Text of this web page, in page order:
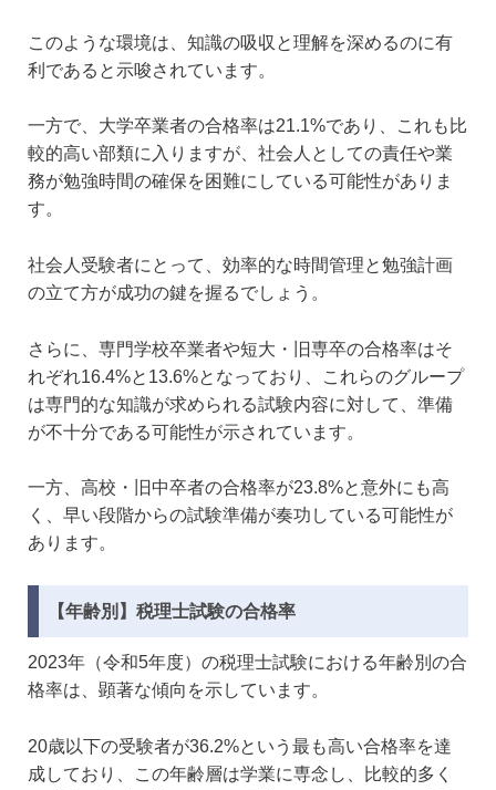
このような環境は、知識の吸収と理解を深めるのに有
利であると示唆されています。
一方で、大学卒業者の合格率は21.1%であり、これも比
較的高い部類に入りますが、社会人としての責任や業
務が勉強時間の確保を困難にしている可能性がありま
す。
社会人受験者にとって、効率的な時間管理と勉強計画
の立て方が成功の鍵を握るでしょう。
さらに、専門学校卒業者や短大・旧専卒の合格率はそ
れぞれ16.4%と13.6%となっており、これらのグループ
は専門的な知識が求められる試験内容に対して、準備
が不十分である可能性が示されています。
一方、高校・旧中卒者の合格率が23.8%と意外にも高
く、早い段階からの試験準備が奏功している可能性が
あります。
【年齢別】税理士試験の合格率
2023年（令和5年度）の税理士試験における年齢別の合
格率は、顕著な傾向を示しています。
20歳以下の受験者が36.2%という最も高い合格率を達
成しており、この年齢層は学業に専念し、比較的多く